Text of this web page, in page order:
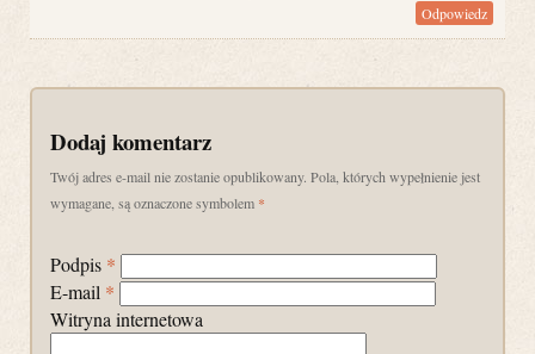
Odpowiedz
Dodaj komentarz
Twój adres e-mail nie zostanie opublikowany. Pola, których wypełnienie jest
wymagane, są oznaczone symbolem *
Podpis *
E-mail *
Witryna internetowa